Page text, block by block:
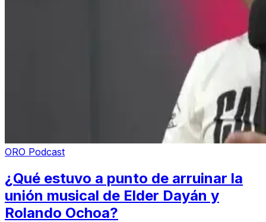
ORO Podcast
¿Qué estuvo a punto de arruinar la
unión musical de Elder Dayán y
Rolando Ochoa?